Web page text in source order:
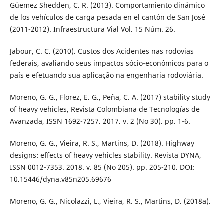
Güemez Shedden, C. R. (2013). Comportamiento dinámico
de los vehículos de carga pesada en el cantón de San José
(2011-2012). Infraestructura Vial Vol. 15 Núm. 26.
Jabour, C. C. (2010). Custos dos Acidentes nas rodovias
federais, avaliando seus impactos sócio-econômicos para o
país e efetuando sua aplicação na engenharia rodoviária.
Moreno, G. G., Florez, E. G., Peña, C. A. (2017) stability study
of heavy vehicles, Revista Colombiana de Tecnologías de
Avanzada, ISSN 1692-7257. 2017. v. 2 (No 30). pp. 1-6.
Moreno, G. G., Vieira, R. S., Martins, D. (2018). Highway
designs: effects of heavy vehicles stability. Revista DYNA,
ISSN 0012-7353. 2018. v. 85 (No 205). pp. 205-210. DOI:
10.15446/dyna.v85n205.69676
Moreno, G. G., Nicolazzi, L., Vieira, R. S., Martins, D. (2018a).